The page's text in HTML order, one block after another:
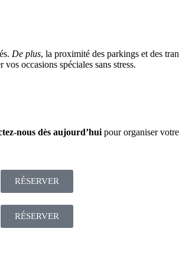
De plus, la proximité des parkings et des
occasions spéciales sans stress.
nous dès aujourd’hui pour organiser
RÉSERVER
RÉSERVER